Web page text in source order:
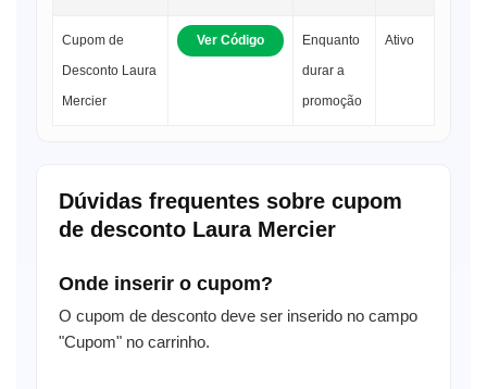
Cupom de
Desconto Laura
Mercier
Ver Código
Enquanto
durar a
promoção
Ativo
Dúvidas frequentes sobre cupom
de desconto Laura Mercier
Onde inserir o cupom?
O cupom de desconto deve ser inserido no campo
"Cupom" no carrinho.